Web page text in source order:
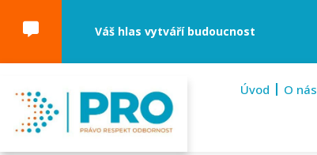
Váš hlas vytváří budoucnost
Úvod O nás